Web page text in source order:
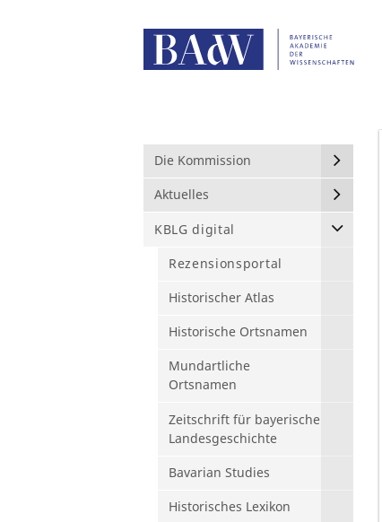
Die Kommission
Aktuelles
KBLG digital
Rezensionsportal
Historischer Atlas
Historische Ortsnamen
Mundartliche
Ortsnamen
Zeitschrift für bayerische
Landesgeschichte
Bavarian Studies
Historisches Lexikon